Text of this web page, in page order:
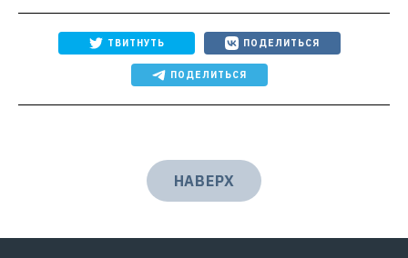
ТВИТНУТЬ ПОДЕЛИТЬСЯ
ПОДЕЛИТЬСЯ
НАВЕРХ